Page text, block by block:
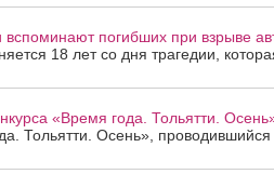
погибших при взрыве
18 лет со дня трагедии,
«Время года. Тольятти.
Тольятти. Осень»,